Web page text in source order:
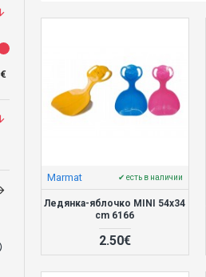
€
Marmat ✔ есть в наличии
Ледянка-яблочко MINI 54x34
cm 6166
2.50€